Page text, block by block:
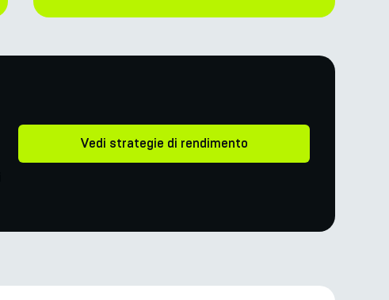
Vedi strategie di rendimento